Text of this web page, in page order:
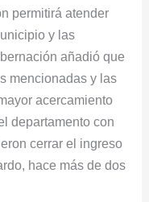
permitirá atender
y las
añadió que
mencionadas y las
acercamiento
departamento con
cerrar el ingreso
hace más de dos